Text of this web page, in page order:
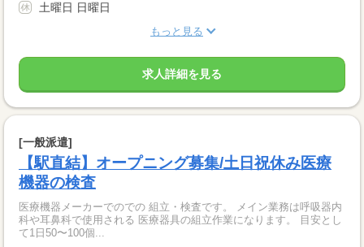
土曜日 日曜日
もっと見る
求人詳細を見る
[一般派遣]
【駅直結】オープニング募集/土日祝休み医療
機器の検査
医療機器メーカーでのでの 組立・検査です。 メイン業務は呼吸器内
科や耳鼻科で使用される 医療器具の組立作業になります。 目安とし
て1日50〜100個...